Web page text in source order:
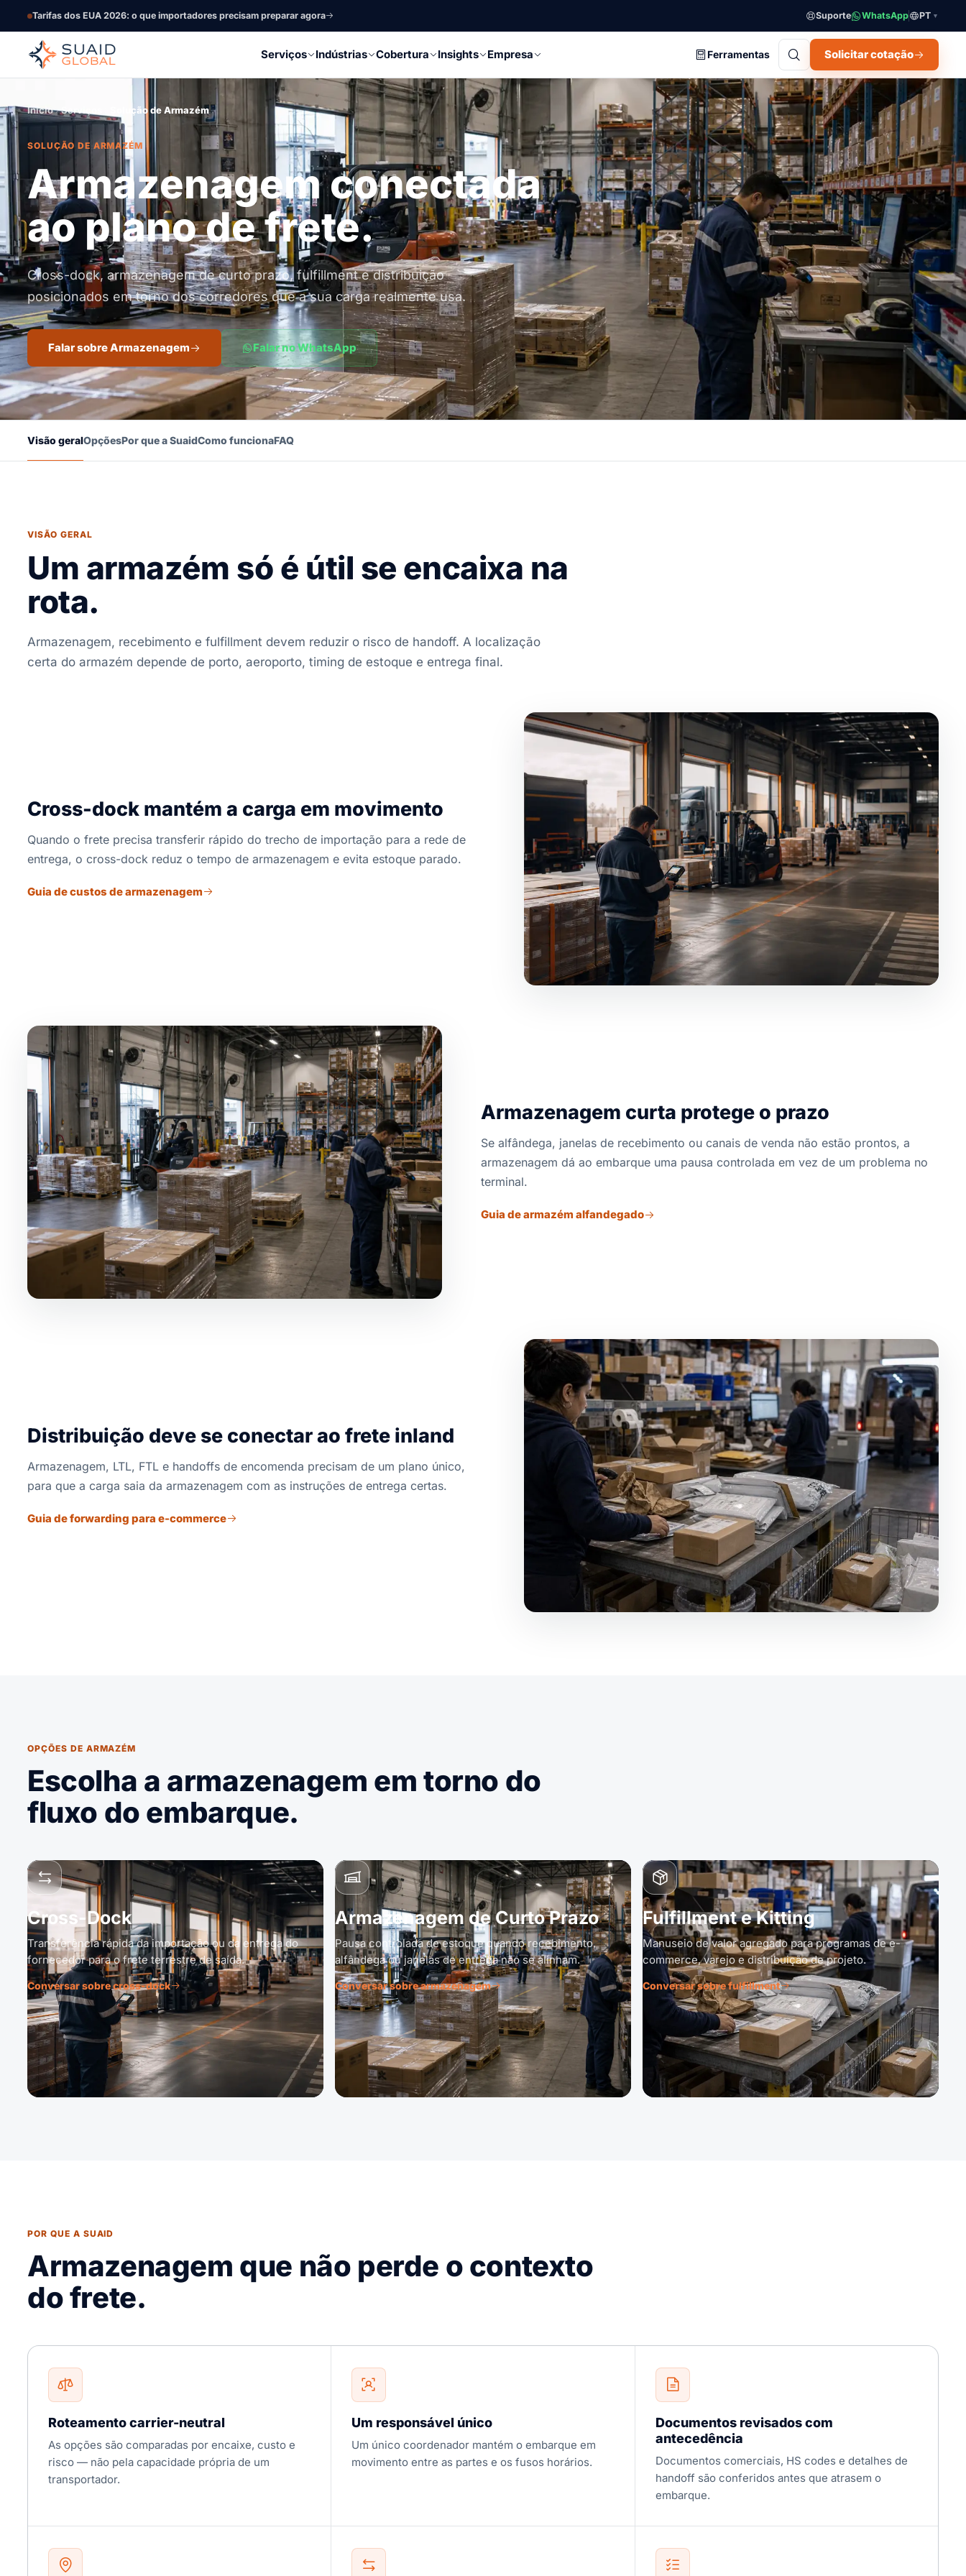
Tarifas dos EUA 2026: o que importadores precisam preparar agora Suporte WhatsApp PT ▼
Serviços Indústrias Cobertura Insights Empresa Ferramentas Solicitar cotação
Início Serviços Solução de Armazém
SOLUÇÃO DE ARMAZÉM
Armazenagem conectada
ao plano de frete.
Cross-dock, armazenagem de curto prazo, fulfillment e distribuição
posicionados em torno dos corredores que a sua carga realmente usa.
Falar sobre Armazenagem Falar no WhatsApp
Visão geralOpçõesPor que a SuaidComo funcionaFAQ
VISÃO GERAL
Um armazém só é útil se encaixa na
rota.
Armazenagem, recebimento e fulfillment devem reduzir o risco de handoff. A localização
certa do armazém depende de porto, aeroporto, timing de estoque e entrega final.
Cross-dock mantém a carga em movimento
Quando o frete precisa transferir rápido do trecho de importação para a rede de
entrega, o cross-dock reduz o tempo de armazenagem e evita estoque parado.
Guia de custos de armazenagem
Armazenagem curta protege o prazo
Se alfândega, janelas de recebimento ou canais de venda não estão prontos, a
armazenagem dá ao embarque uma pausa controlada em vez de um problema no
terminal.
Guia de armazém alfandegado
Distribuição deve se conectar ao frete inland
Armazenagem, LTL, FTL e handoffs de encomenda precisam de um plano único,
para que a carga saia da armazenagem com as instruções de entrega certas.
Guia de forwarding para e-commerce
OPÇÕES DE ARMAZÉM
Escolha a armazenagem em torno do
fluxo do embarque.
Cross-Dock
Transferência rápida da importação ou da entrega do
fornecedor para o frete terrestre de saída.
Conversar sobre cross-dock
Armazenagem de Curto Prazo
Pausa controlada de estoque quando recebimento,
alfândega ou janelas de entrega não se alinham.
Conversar sobre armazenagem
Fulfillment e Kitting
Manuseio de valor agregado para programas de e-
commerce, varejo e distribuição de projeto.
Conversar sobre fulfillment
POR QUE A SUAID
Armazenagem que não perde o contexto
do frete.
Roteamento carrier-neutral
As opções são comparadas por encaixe, custo e
risco — não pela capacidade própria de um
transportador.
Um responsável único
Um único coordenador mantém o embarque em
movimento entre as partes e os fusos horários.
Documentos revisados com
antecedência
Documentos comerciais, HS codes e detalhes de
handoff são conferidos antes que atrasem o
embarque.